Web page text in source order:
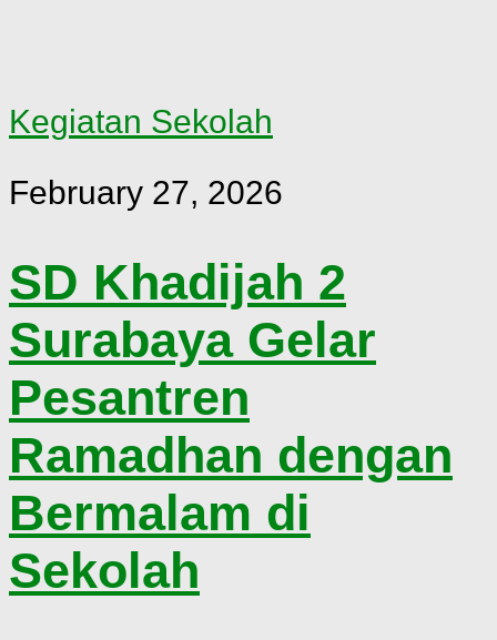
Kegiatan Sekolah
February 27, 2026
SD Khadijah 2
Surabaya Gelar
Pesantren
Ramadhan dengan
Bermalam di
Sekolah